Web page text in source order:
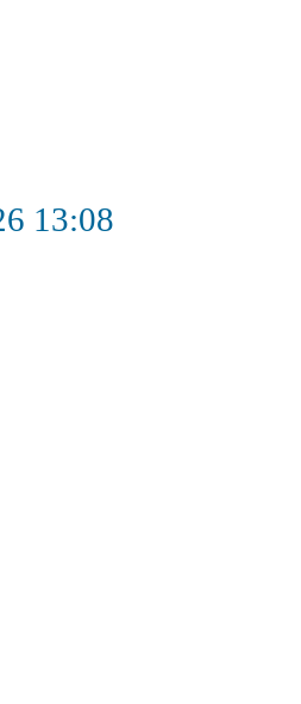
13:08